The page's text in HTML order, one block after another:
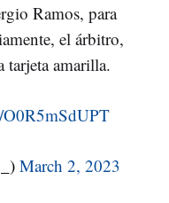
Ramos, para
el árbitro,
tarjeta amarilla.
March 2, 2023